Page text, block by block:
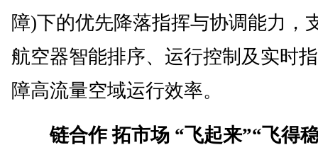
障)下的优先降落指挥与协调能力，
航空器智能排序、运行控制及实时
障高流量空域运行效率。
链合作 拓市场 “飞起来”“飞得